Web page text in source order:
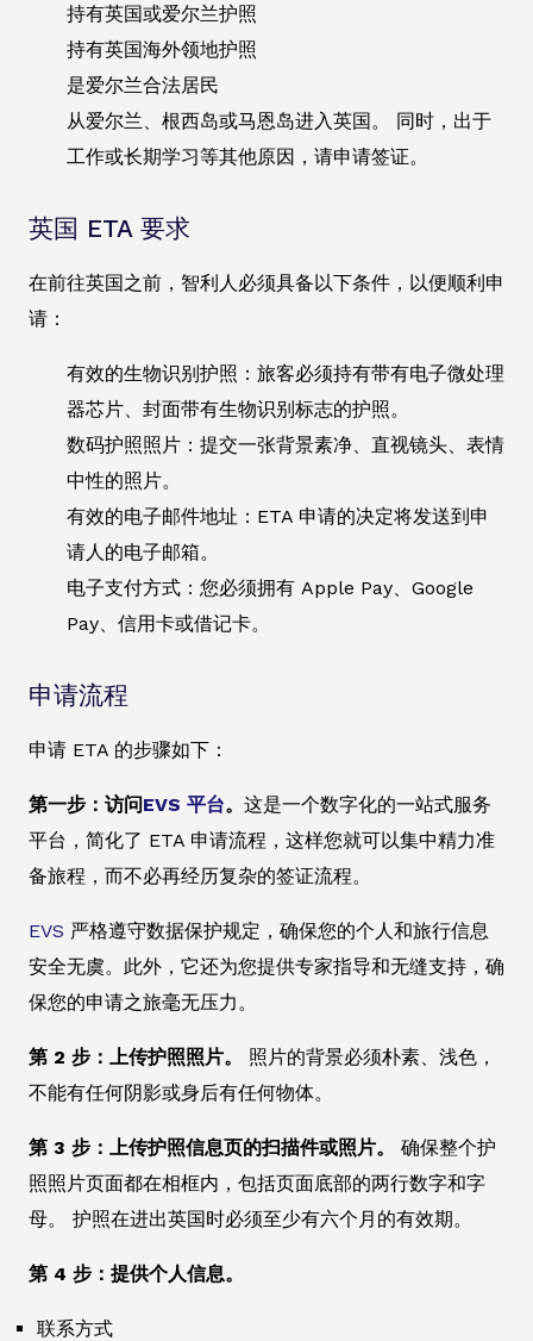
持有英国或爱尔兰护照
持有英国海外领地护照
是爱尔兰合法居民
从爱尔兰、根西岛或马恩岛进入英国。 同时，出于
工作或长期学习等其他原因，请申请签证。
英国 ETA 要求
在前往英国之前，智利人必须具备以下条件，以便顺利申
请：
有效的生物识别护照：旅客必须持有带有电子微处理
器芯片、封面带有生物识别标志的护照。
数码护照照片：提交一张背景素净、直视镜头、表情
中性的照片。
有效的电子邮件地址：ETA 申请的决定将发送到申
请人的电子邮箱。
电子支付方式：您必须拥有 Apple Pay、Google
Pay、信用卡或借记卡。
申请流程
申请 ETA 的步骤如下：
第一步：访问EVS 平台。 这是一个数字化的一站式服务
平台，简化了 ETA 申请流程，这样您就可以集中精力准
备旅程，而不必再经历复杂的签证流程。
EVS 严格遵守数据保护规定，确保您的个人和旅行信息
安全无虞。此外，它还为您提供专家指导和无缝支持，确
保您的申请之旅毫无压力。
第 2 步：上传护照照片。 照片的背景必须朴素、浅色，
不能有任何阴影或身后有任何物体。
第 3 步：上传护照信息页的扫描件或照片。 确保整个护
照照片页面都在相框内，包括页面底部的两行数字和字
母。 护照在进出英国时必须至少有六个月的有效期。
第 4 步：提供个人信息。
联系方式